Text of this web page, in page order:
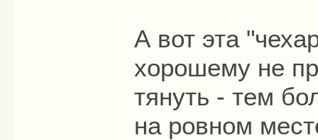
А вот эта
хорошему не
тянуть - тем
на ровном